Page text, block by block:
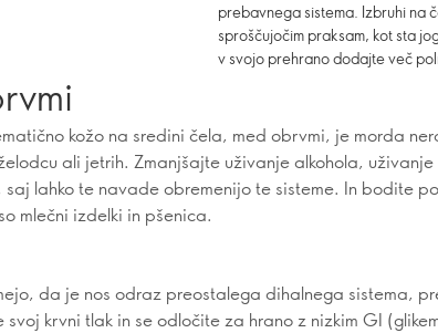
prebavnega sistema. Izbruhi na
sproščujočim praksam, kot sta
v svojo prehrano dodajte več
kožo na sredini čela, med obrvmi, je morda
ali jetrih. Zmanjšajte uživanje alkohola, uživanje
saj lahko te navade obremenijo te sisteme. In bodite
mlečni izdelki in pšenica.
da je nos odraz preostalega dihalnega sistema,
svoj krvni tlak in se odločite za hrano z nizkim GI